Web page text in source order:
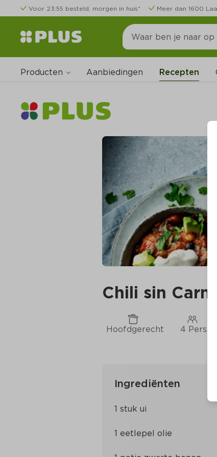
Voor 23:55 besteld, morgen in huis* Meer dan 1600
Producten Aanbiedingen Recepten
Chili sin
Hoofdgerecht 4 Pers.
Ingrediënten